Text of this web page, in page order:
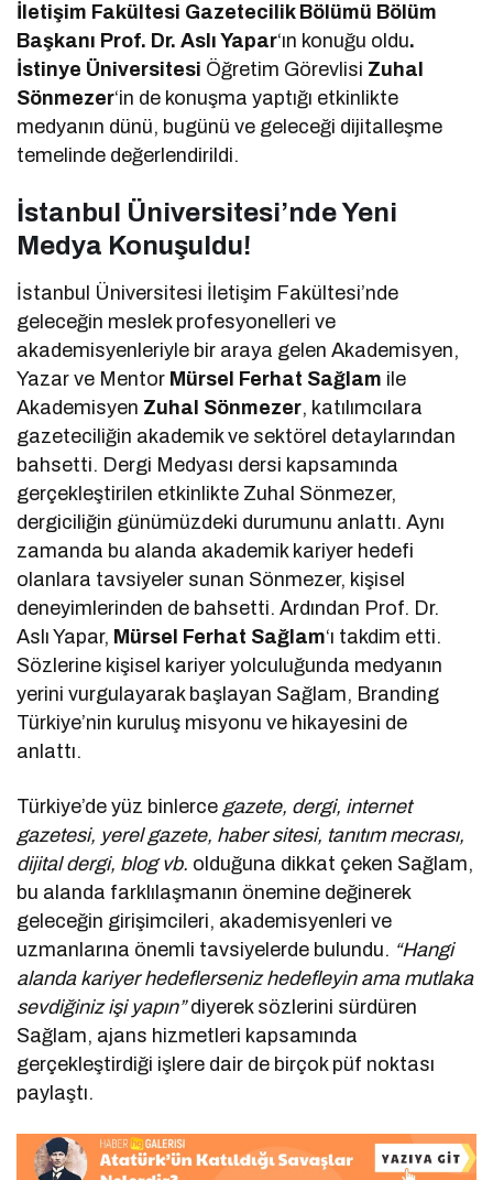
İletişim Fakültesi Gazetecilik Bölümü Bölüm
Başkanı Prof. Dr. Aslı Yapar‘ın konuğu oldu.
İstinye Üniversitesi Öğretim Görevlisi Zuhal
Sönmezer‘in de konuşma yaptığı etkinlikte
medyanın dünü, bugünü ve geleceği dijitalleşme
temelinde değerlendirildi.
İstanbul Üniversitesi’nde Yeni
Medya Konuşuldu!
İstanbul Üniversitesi İletişim Fakültesi’nde
geleceğin meslek profesyonelleri ve
akademisyenleriyle bir araya gelen Akademisyen,
Yazar ve Mentor Mürsel Ferhat Sağlam ile
Akademisyen Zuhal Sönmezer, katılımcılara
gazeteciliğin akademik ve sektörel detaylarından
bahsetti. Dergi Medyası dersi kapsamında
gerçekleştirilen etkinlikte Zuhal Sönmezer,
dergiciliğin günümüzdeki durumunu anlattı. Aynı
zamanda bu alanda akademik kariyer hedefi
olanlara tavsiyeler sunan Sönmezer, kişisel
deneyimlerinden de bahsetti. Ardından Prof. Dr.
Aslı Yapar, Mürsel Ferhat Sağlam‘ı takdim etti.
Sözlerine kişisel kariyer yolculuğunda medyanın
yerini vurgulayarak başlayan Sağlam, Branding
Türkiye’nin kuruluş misyonu ve hikayesini de
anlattı.
Türkiye’de yüz binlerce gazete, dergi, internet
gazetesi, yerel gazete, haber sitesi, tanıtım mecrası,
dijital dergi, blog vb. olduğuna dikkat çeken Sağlam,
bu alanda farklılaşmanın önemine değinerek
geleceğin girişimcileri, akademisyenleri ve
uzmanlarına önemli tavsiyelerde bulundu. “Hangi
alanda kariyer hedeflerseniz hedefleyin ama mutlaka
sevdiğiniz işi yapın”diyerek sözlerini sürdüren
Sağlam, ajans hizmetleri kapsamında
gerçekleştirdiği işlere dair de birçok püf noktası
paylaştı.